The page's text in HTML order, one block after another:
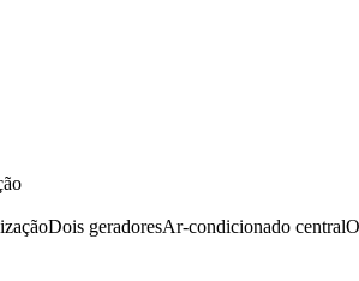
Dois geradoresAr-condicionado central